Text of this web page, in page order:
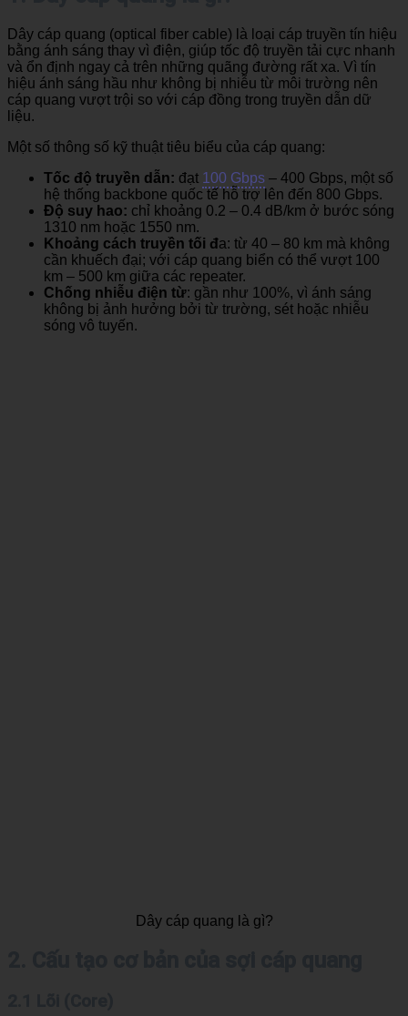
Dây cáp quang (optical fiber cable) là loại cáp truyền tín hiệu
bằng ánh sáng thay vì điện, giúp tốc độ truyền tải cực nhanh
và ổn định ngay cả trên những quãng đường rất xa. Vì tín
hiệu ánh sáng hầu như không bị nhiễu từ môi trường nên
cáp quang vượt trội so với cáp đồng trong truyền dẫn dữ
liệu.
Một số thông số kỹ thuật tiêu biểu của cáp quang:
Tốc độ truyền dẫn: đạt 100 Gbps – 400 Gbps, một số
hệ thống backbone quốc tế hỗ trợ lên đến 800 Gbps.
Độ suy hao: chỉ khoảng 0.2 – 0.4 dB/km ở bước sóng
1310 nm hoặc 1550 nm.
Khoảng cách truyền tối đa: từ 40 – 80 km mà không
cần khuếch đại; với cáp quang biển có thể vượt 100
km – 500 km giữa các repeater.
Chống nhiễu điện từ: gần như 100%, vì ánh sáng
không bị ảnh hưởng bởi từ trường, sét hoặc nhiễu
sóng vô tuyến.
Dây cáp quang là gì?